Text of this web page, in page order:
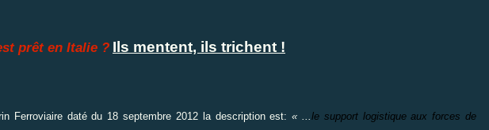
prêt en Italie ? Ils mentent, ils trichent !
Ferroviaire daté du 18 septembre 2012 la description est: « ... le support logistique aux forces de